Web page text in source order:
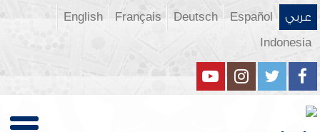
عربي Español
Deutsch
Français
English
Indonesia